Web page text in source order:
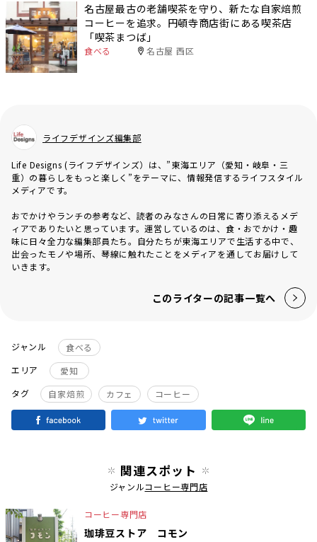
名古屋最古の老舗喫茶を守り、新たな自家焙煎
コーヒーを追求。円頓寺商店街にある喫茶店
「喫茶まつば」
食べる 名古屋 西区
ライフデザインズ編集部
Life Designs (ライフデザインズ）は、”東海エリア（愛知・岐阜・三
重）の暮らしをもっと楽しく”をテーマに、情報発信するライフスタイル
メディアです。
おでかけやランチの参考など、読者のみなさんの日常に寄り添えるメデ
ィアでありたいと思っています。運営しているのは、食・おでかけ・趣
味に日々全力な編集部員たち。自分たちが東海エリアで生活する中で、
出会ったモノや場所、琴線に触れたことをメディアを通してお届けして
いきます。
このライターの記事一覧へ
ジャンル
食べる
エリア
愛知
タグ
自家焙煎 カフェ コーヒー
関連スポット
ジャンルコーヒー専門店
コーヒー専門店
珈琲豆ストア コモン